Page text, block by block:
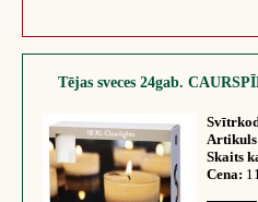
Tējas sveces 24gab.
Skaits
Cena: